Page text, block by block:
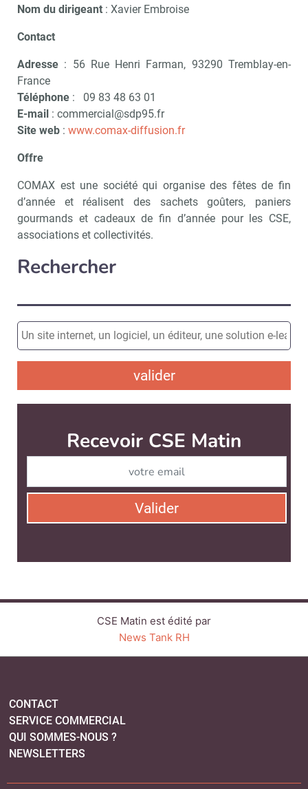
Nom du dirigeant : Xavier Embroise
Contact
Adresse : 56 Rue Henri Farman, 93290 Tremblay-en-
France
Téléphone : 09 83 48 63 01
E-mail : commercial@sdp95.fr
Site web : www.comax-diffusion.fr
Offre
COMAX est une société qui organise des fêtes de fin
d’année et réalisent des sachets goûters, paniers
gourmands et cadeaux de fin d’année pour les CSE,
associations et collectivités.
Rechercher
valider
Recevoir CSE Matin
Valider
CSE Matin est édité par
News Tank RH
CONTACT
SERVICE COMMERCIAL
QUI SOMMES-NOUS ?
NEWSLETTERS